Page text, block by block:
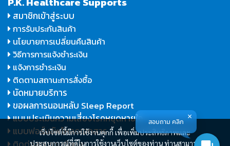
เว็บไซต์นี้มีการใช้งานคุกกี้ เพื่อเพิ่มประสิทธิภาพและ
ประสบการณ์ที่ดีในการใช้งานเว็บไซต์ของท่าน ท่านสามารถ
สมาชิกเข้าสู่ระบบ
การรับประกันสินค้า
นโยบายการเปลี่ยนคืนสินค้า
วิธีการการแจ้งชำระเงิน
แจ้งการชำระเงิน
ติดตามสถานะการสั่งซื้อ
นัดหมายบริการ
ขอผลการนอนหลับ Sleep Report
แบบประเมินความเสี่ยงโรคหยุดหายใจ
แบบฟอร์มอัพโหลดเอกสาร
สอบถาม คลิก